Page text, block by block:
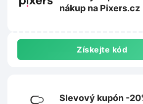
nákup na Pixers.cz
Získejte kód
Slevový kupón -